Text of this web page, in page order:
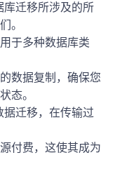
迁移所涉及的所
。
于多种数据库类
数据复制，确保您
态。
迁移，在传输过
付费，这使其成为